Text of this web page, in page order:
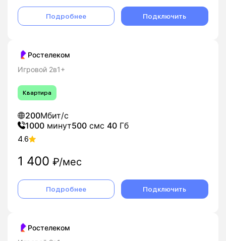
Подробнее Подключить
Ростелеком
Игровой 2в1+
Квартира
200Мбит/с
1000 минут500 смс 40 Гб
4.6
1 400 ₽/мес
Подробнее Подключить
Ростелеком